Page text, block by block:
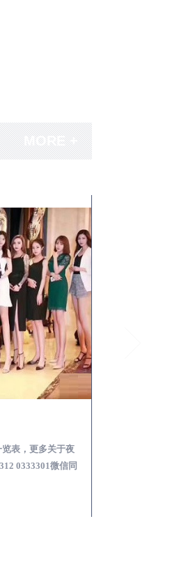
表，更多关于夜
0333301微信同